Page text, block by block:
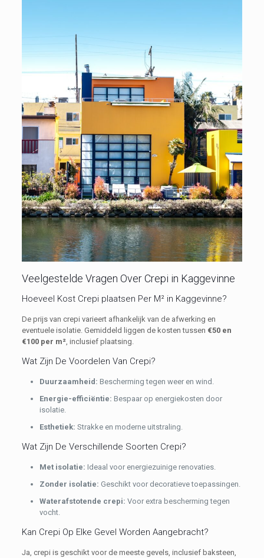
Veelgestelde Vragen Over Crepi in Kaggevinne
Hoeveel Kost Crepi plaatsen Per M² in Kaggevinne?
De prijs van crepi varieert afhankelijk van de afwerking en
eventuele isolatie. Gemiddeld liggen de kosten tussen €50 en
€100 per m², inclusief plaatsing.
Wat Zijn De Voordelen Van Crepi?
Duurzaamheid: Bescherming tegen weer en wind.
Energie-efficiëntie: Bespaar op energiekosten door
isolatie.
Esthetiek: Strakke en moderne uitstraling.
Wat Zijn De Verschillende Soorten Crepi?
Met isolatie: Ideaal voor energiezuinige renovaties.
Zonder isolatie: Geschikt voor decoratieve toepassingen.
Waterafstotende crepi: Voor extra bescherming tegen
vocht.
Kan Crepi Op Elke Gevel Worden Aangebracht?
Ja, crepi is geschikt voor de meeste gevels, inclusief baksteen,